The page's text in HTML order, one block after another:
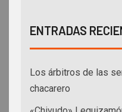
ENTRADAS
Los árbitros de las
chacarero